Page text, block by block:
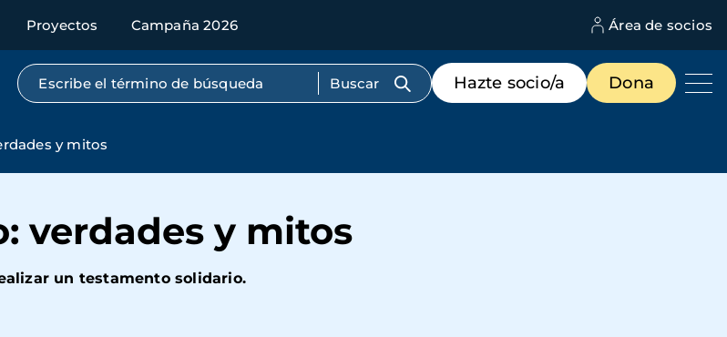
Proyectos Campaña 2026 Área de socios
Búsqueda por texto completo
Menú
de
destacados
Hazte socio/a Dona
y mitos
verdades y mitos
un testamento solidario.